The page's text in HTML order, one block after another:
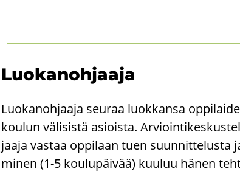
Luo­ka­noh­jaa­ja
Luo­ka­noh­jaa­ja seu­raa luok­kan­sa
kou­lun vä­li­sis­tä asiois­ta.
jaa­ja vas­taa op­pi­laan tuen
mi­nen (1-5 kou­lu­päi­vää) kuu­luu hänen